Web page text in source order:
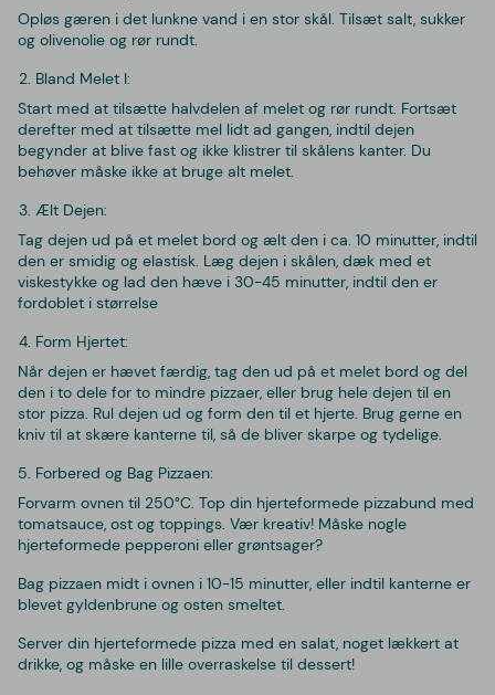
Opløs gæren i det lunkne vand i en stor skål. Tilsæt salt, sukker
og olivenolie og rør rundt.
Bland Melet I:
Start med at tilsætte halvdelen af melet og rør rundt. Fortsæt
derefter med at tilsætte mel lidt ad gangen, indtil dejen
begynder at blive fast og ikke klistrer til skålens kanter. Du
behøver måske ikke at bruge alt melet.
Ælt Dejen:
Tag dejen ud på et melet bord og ælt den i ca. 10 minutter, indtil
den er smidig og elastisk. Læg dejen i skålen, dæk med et
viskestykke og lad den hæve i 30-45 minutter, indtil den er
fordoblet i størrelse
Form Hjertet:
Når dejen er hævet færdig, tag den ud på et melet bord og del
den i to dele for to mindre pizzaer, eller brug hele dejen til en
stor pizza. Rul dejen ud og form den til et hjerte. Brug gerne en
kniv til at skære kanterne til, så de bliver skarpe og tydelige.
Forbered og Bag Pizzaen:
Forvarm ovnen til 250°C. Top din hjerteformede pizzabund med
tomatsauce, ost og toppings. Vær kreativ! Måske nogle
hjerteformede pepperoni eller grøntsager?
Bag pizzaen midt i ovnen i 10-15 minutter, eller indtil kanterne er
blevet gyldenbrune og osten smeltet.
Server din hjerteformede pizza med en salat, noget lækkert at
drikke, og måske en lille overraskelse til dessert!